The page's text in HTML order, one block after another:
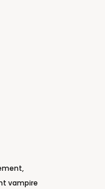
vampire